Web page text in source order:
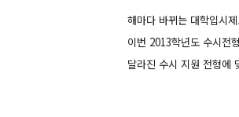
해마다 바뀌는 대학입시
이번 2013학년도 수시전
달라진 수시 지원 전형에